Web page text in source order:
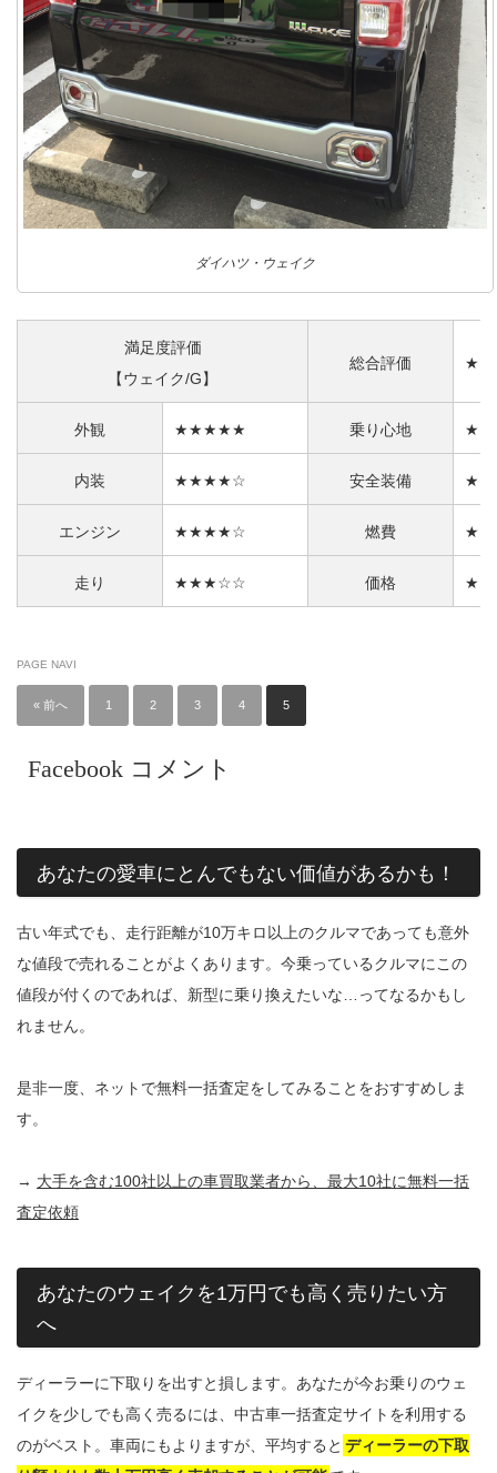
ダイハツ・ウェイク
満足度評価
【ウェイク/G】
総合評価
外観 ★★★★★ 乗り心地
内装 ★★★★☆ 安全装備
エンジン ★★★★☆ 燃費
走り ★★★☆☆ 価格
PAGE NAVI
« 前へ 1 2 3 4 5
Facebook コメント
あなたの愛車にとんでもない価値があるかも！
古い年式でも、走行距離が10万キロ以上のクルマであっても意外
な値段で売れることがよくあります。今乗っているクルマにこの
値段が付くのであれば、新型に乗り換えたいな…ってなるかもし
れません。
是非一度、ネットで無料一括査定をしてみることをおすすめしま
す。
→ 大手を含む100社以上の車買取業者から、最大10社に無料一括
査定依頼
あなたのウェイクを1万円でも高く売りたい方
へ
ディーラーに下取りを出すと損します。あなたが今お乗りのウェ
イクを少しでも高く売るには、中古車一括査定サイトを利用する
のがベスト。車両にもよりますが、平均すると ディーラーの下取